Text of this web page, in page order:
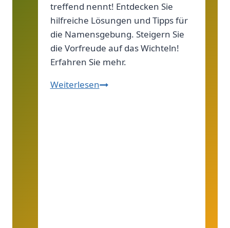
treffend nennt! Entdecken Sie
hilfreiche Lösungen und Tipps für
die Namensgebung. Steigern Sie
die Vorfreude auf das Wichteln!
Erfahren Sie mehr.
WeiterlesenGeschenkempfänger